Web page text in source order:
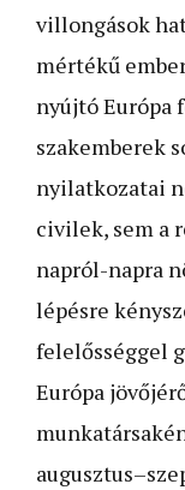
villongások
mértékű
nyújtó Európa
szakemberek
nyilatkozatai
civilek, sem a
napról-napra
lépésre
felelősséggel
Európa